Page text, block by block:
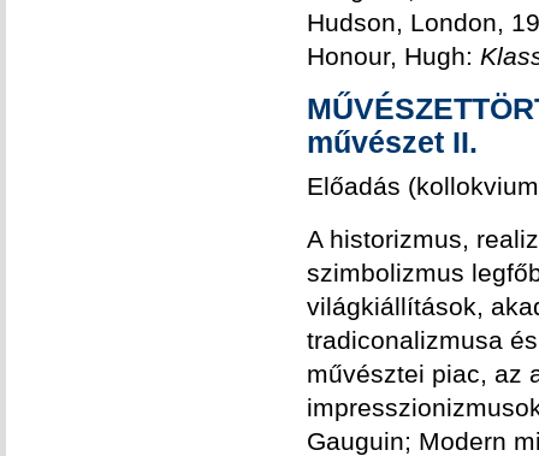
Hudson, London,
Honour, Hugh:
művészet II.
Előadás
A historizmus,
szimbolizmus
világkiállítások,
tradiconalizmusa
művésztei piac, az
Gauguin; Modern